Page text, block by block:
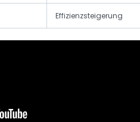
Effizienzsteigerung